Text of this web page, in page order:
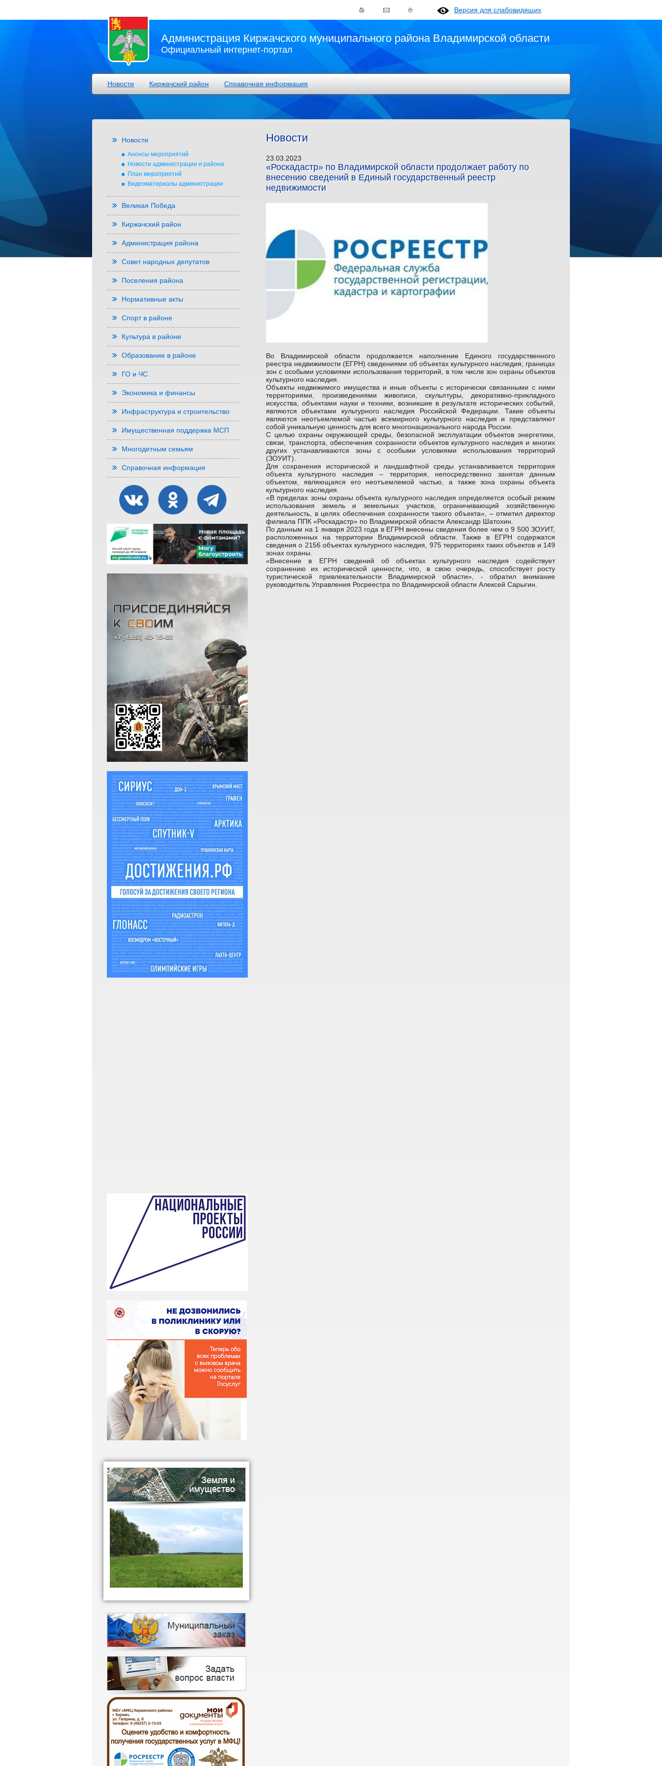
Версия для слабовидящих
Администрация Киржачского муниципального района Владимирской области
Официальный интернет-портал
Новости Киржачский район Справочная информация
Новости
Анонсы мероприятий
Новости администрации и района
План мероприятий
Видеоматериалы администрации
Великая Победа
Киржачский район
Администрация района
Совет народных депутатов
Поселения района
Нормативные акты
Спорт в районе
Культура в районе
Образование в районе
ГО и ЧС
Экономика и финансы
Инфраструктура и строительство
Имущественная поддержка МСП
Многодетным семьям
Справочная информация
Новости
23.03.2023
«Роскадастр» по Владимирской области продолжает работу по
внесению сведений в Единый государственный реестр
недвижимости
Во Владимирской области продолжается наполнение Единого государственного
реестра недвижимости (ЕГРН) сведениями об объектах культурного наследия, границах
зон с особыми условиями использования территорий, в том числе зон охраны объектов
культурного наследия.
Объекты недвижимого имущества и иные объекты с исторически связанными с ними
территориями, произведениями живописи, скульптуры, декоративно-прикладного
искусства, объектами науки и техники, возникшие в результате исторических событий,
являются объектами культурного наследия Российской Федерации. Такие объекты
являются неотъемлемой частью всемирного культурного наследия и представляют
собой уникальную ценность для всего многонационального народа России.
С целью охраны окружающей среды, безопасной эксплуатации объектов энергетики,
связи, транспорта, обеспечения сохранности объектов культурного наследия и многих
других устанавливаются зоны с особыми условиями использования территорий
(ЗОУИТ).
Для сохранения исторической и ландшафтной среды устанавливается территория
объекта культурного наследия – территория, непосредственно занятая данным
объектом, являющаяся его неотъемлемой частью, а также зона охраны объекта
культурного наследия.
«В пределах зоны охраны объекта культурного наследия определяется особый режим
использования земель и земельных участков, ограничивающий хозяйственную
деятельность, в целях обеспечения сохранности такого объекта», – отметил директор
филиала ППК «Роскадастр» по Владимирской области Александр Шатохин.
По данным на 1 января 2023 года в ЕГРН внесены сведения более чем о 9 500 ЗОУИТ,
расположенных на территории Владимирской области. Также в ЕГРН содержатся
сведения о 2156 объектах культурного наследия, 975 территориях таких объектов и 149
зонах охраны.
«Внесение в ЕГРН сведений об объектах культурного наследия содействует
сохранению их исторической ценности, что, в свою очередь, способствует росту
туристической привлекательности Владимирской области», - обратил внимание
руководитель Управления Росреестра по Владимирской области Алексей Сарыгин.